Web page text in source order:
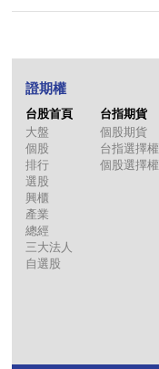
證期權
台股首頁
大盤
個股
排行
選股
興櫃
產業
總經
三大法人
自選股
台指期貨
個股期貨
台指選擇權
個股選擇權